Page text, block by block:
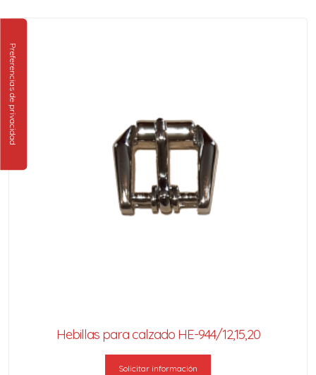
Hebillas para calzado HE-944/12,15,20
Solicitar información